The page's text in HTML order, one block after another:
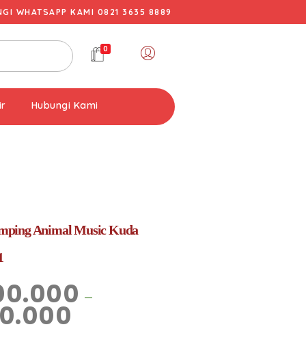
WHATSAPP KAMI 0821 3635 8889
0
Hubungi Kami
Animal Music Kuda
–